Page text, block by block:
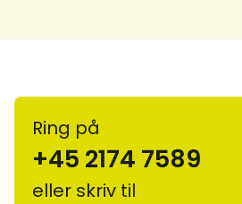
Ring på
+45 2174 7589
eller skriv til